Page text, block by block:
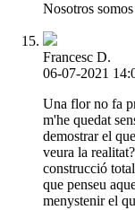
Nosotros
Francesc D.
06-07-2021
Una flor no fa
m'he quedat
demostrar el
veura la
construcció
que penseu
menystenir el